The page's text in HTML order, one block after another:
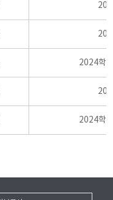
2024학
2024학